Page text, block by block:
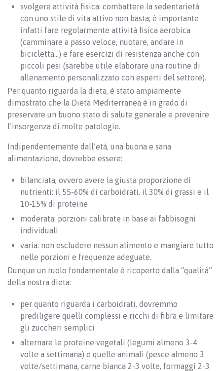
svolgere attività fisica: combattere la sedentarietà
con uno stile di vita attivo non basta; è importante
infatti fare regolarmente attività fisica aerobica
(camminare a passo veloce, nuotare, andare in
bicicletta…) e fare esercizi di resistenza anche con
piccoli pesi (sarebbe utile elaborare una routine di
allenamento personalizzato con esperti del settore).
Per quanto riguarda la dieta, è stato ampiamente
dimostrato che la Dieta Mediterranea è in grado di
preservare un buono stato di salute generale e prevenire
l’insorgenza di molte patologie.
Indipendentemente dall’età, una buona e sana
alimentazione, dovrebbe essere:
bilanciata, ovvero avere la giusta proporzione di
nutrienti: il 55-60% di carboidrati, il 30% di grassi e il
10-15% di proteine
moderata: porzioni calibrate in base ai fabbisogni
individuali
varia: non escludere nessun alimento e mangiare tutto
nelle porzioni e frequenze adeguate.
Dunque un ruolo fondamentale è ricoperto dalla “qualità”
della nostra dieta:
per quanto riguarda i carboidrati, dovremmo
prediligere quelli complessi e ricchi di fibra e limitare
gli zuccheri semplici
alternare le proteine vegetali (legumi almeno 3-4
volte a settimana) e quelle animali (pesce almeno 3
volte/settimana, carne bianca 2-3 volte, formaggi 2-3